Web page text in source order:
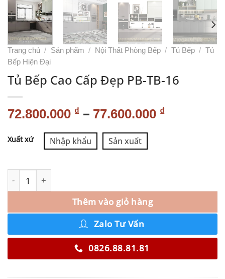
Trang chủ / Sản phẩm / Nội Thất Phòng Bếp / Tủ Bếp / Tủ
Bếp Hiện Đại
Tủ Bếp Cao Cấp Đẹp PB-TB-16
72.800.000 ₫ – 77.600.000 ₫
Xuất xứ Nhập khẩu Sản xuất
Thêm vào giỏ hàng
Alternative:
Zalo Tư Vấn
0826.88.81.81